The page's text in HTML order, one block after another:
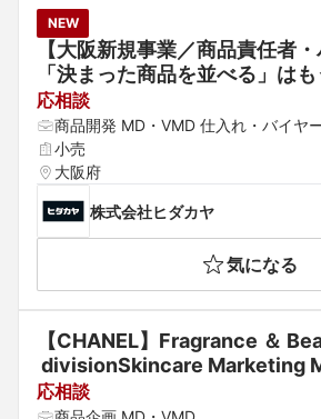
NEW
【大阪新規事業／商品責任者・
「決まった商品を並べる」は
創った商品で大阪市場を開拓し
ち筋を作る商品開発・バイヤー
応相談
商品開発 MD・VMD 仕入れ・バイヤ
小売
大阪府
株式会社ヒダカヤ
気になる
【CHANEL】Fragrance ＆
divisionSkincare Marketing
応相談